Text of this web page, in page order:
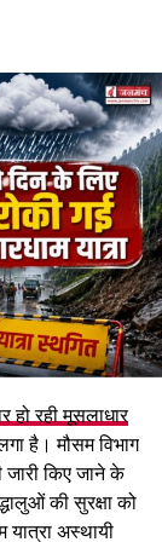
सकेगा।
हुए घाटों पर
भी की गई है।
नहर में स्नान कर
की अपील
शुरू कर दी है।
वे निर्धारित और
पर जाने से बचें।
हो रही मूसलाधार
है। मौसम विभाग
जारी किए जाने के
की सुरक्षा को
अस्थायी